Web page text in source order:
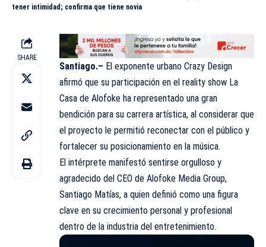
tener intimidad; confirma que tiene novia
SHARE
Santiago.– El exponente urbano Crazy Design
afirmó que su participación en el reality show La
Casa de Alofoke ha representado una gran
bendición para su carrera artística, al considerar que
el proyecto le permitió reconectar con el público y
fortalecer su posicionamiento en la música.
El intérprete manifestó sentirse orgulloso y
agradecido del CEO de Alofoke Media Group,
Santiago Matías, a quien definió como una figura
clave en su crecimiento personal y profesional
dentro de la industria del entretenimiento.